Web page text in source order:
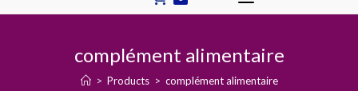
complément alimentaire
> Products > complément alimentaire